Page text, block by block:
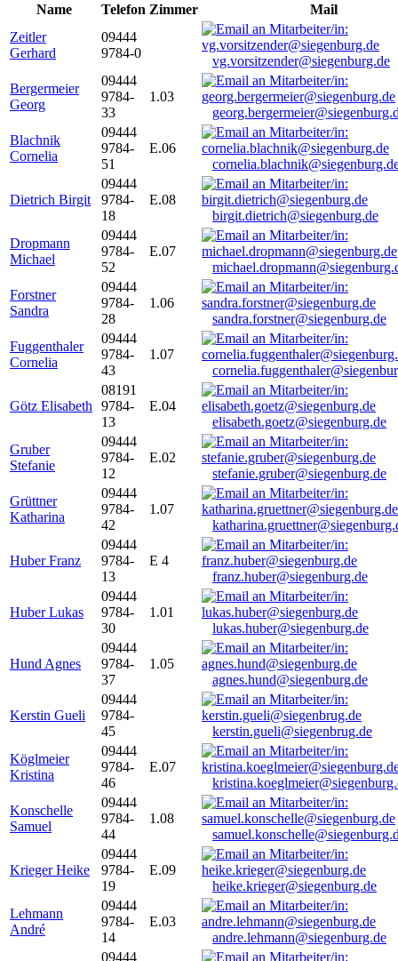
Name
Telefon Zimmer
Mail
Zeitler
Gerhard
09444
9784-0
vg.vorsitzender@siegenburg.de
Bergermeier
Georg
09444
9784-
33
1.03
Blachnik
Cornelia
09444
9784-
51
E.06
Dietrich Birgit
09444
9784-
18
E.08
birgit.dietrich@siegenburg.de
Dropmann
Michael
09444
9784-
52
E.07
Forstner
Sandra
09444
9784-
28
1.06
sandra.forstner@siegenburg.de
Fuggenthaler
Cornelia
09444
9784-
43
1.07
Götz Elisabeth
08191
9784-
13
E.04
elisabeth.goetz@siegenburg.de
Gruber
Stefanie
09444
9784-
12
E.02
stefanie.gruber@siegenburg.de
Grüttner
Katharina
09444
9784-
42
1.07
Huber Franz
09444
9784-
13
E 4
franz.huber@siegenburg.de
Huber Lukas
09444
9784-
30
1.01
lukas.huber@siegenburg.de
Hund Agnes
09444
9784-
37
1.05
agnes.hund@siegenburg.de
Kerstin Gueli
09444
9784-
45
kerstin.gueli@siegenbrug.de
Köglmeier
Kristina
09444
9784-
46
E.07
Konschelle
Samuel
09444
9784-
44
1.08
Krieger Heike
09444
9784-
19
E.09
heike.krieger@siegenburg.de
Lehmann
André
09444
9784-
14
E.03
andre.lehmann@siegenburg.de
09444